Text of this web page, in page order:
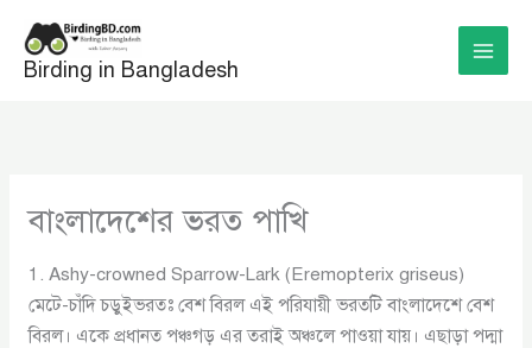
content
Birding in Bangladesh
বাংলাদেশের ভরত পাখি
1. Ashy-crowned Sparrow-Lark (Eremopterix griseus)
মেটে-চাঁদি চড়ুইভরতঃ বেশ বিরল এই পরিযায়ী ভরতটি বাংলাদেশে বেশ
বিরল। একে প্রধানত পঞ্চগড় এর তরাই অঞ্চলে পাওয়া যায়। এছাড়া পদ্মা